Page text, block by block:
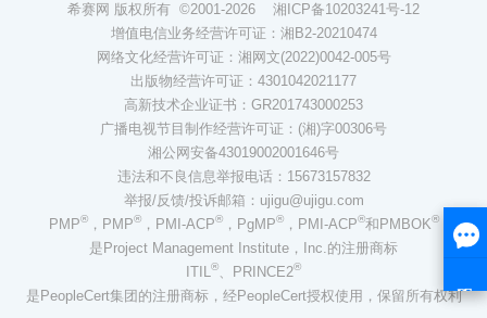
希赛网 版权所有 ©2001-2026 湘ICP备10203241号-12
增值电信业务经营许可证：湘B2-20210474
网络文化经营许可证：湘网文(2022)0042-005号
出版物经营许可证：4301042021177
高新技术企业证书：GR201743000253
广播电视节目制作经营许可证：(湘)字00306号
湘公网安备43019002001646号
违法和不良信息举报电话：15673157832
举报/反馈/投诉邮箱：ujigu@ujigu.com
PMP®，PMP®，PMI-ACP®，PgMP®，PMI-ACP®和PMBOK®
是Project Management Institute，Inc.的注册商标
ITIL®、PRINCE2®
是PeopleCert集团的注册商标，经PeopleCert授权使用，保留所有权利